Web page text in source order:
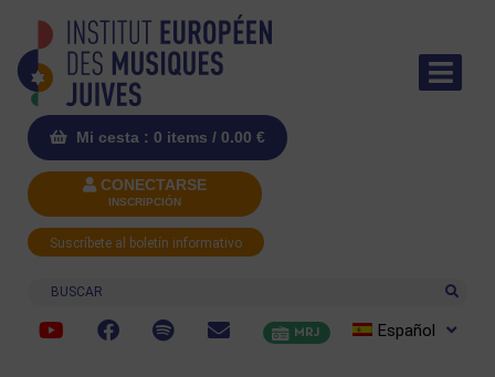
Mi cesta : 0 items / 0.00 €
CONECTARSE
INSCRIPCIÓN
Suscríbete al boletín informativo
Buscar
MRJ Español